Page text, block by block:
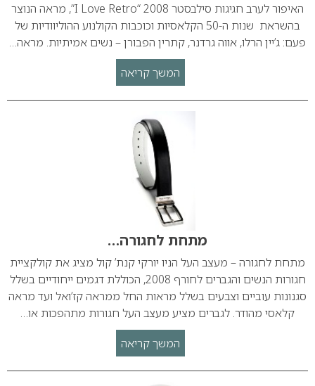
האיפור לערב חגיגות סילבסטר 2008 “I Love Retro”, מראה הנוצר
בהשראת שנות ה-50 הקלאסיות וכוכבות הקולנוע ההוליוודיות של
פעם: ג’יין הרלו, אווה גרדנר, קתרין הפבורן – נשים אמיתיות. מראה…
המשך קריאה
מתחת לחגורה…
מתחת לחגורה – מעצב העל הניו יורקי קנת’ קול מציג את קולקציית
חגורות הנשים והגברים לחורף 2008, הכוללת דגמים ייחודיים בשלל
סגנונות עוביים וצבעים בשלל מראות החל ממראה קז’ואל ועד מראה
קלאסי מהודר. לגברים מציע מעצב העל חגורות מתהפכות או…
המשך קריאה